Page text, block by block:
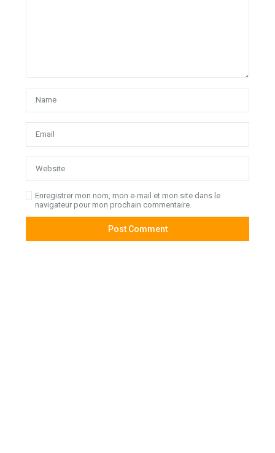
Enregistrer mon nom, mon e-mail et mon site dans le
navigateur pour mon prochain commentaire.